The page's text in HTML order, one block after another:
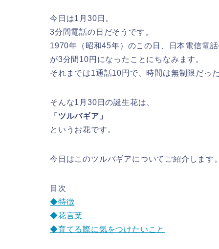
今日は1月30日。
3分間電話の日だそうです。
1970年（昭和45年）のこの日、日本電信電
が3分間10円になったことにちなみます。
それまでは1通話10円で、時間は無制限だっ
そんな1月30日の誕生花は、
「ツルバギア」
というお花です。
今日はこのツルバギアについてご紹介します
目次
◆特徴
◆花言葉
◆育てる際に気をつけたいこと